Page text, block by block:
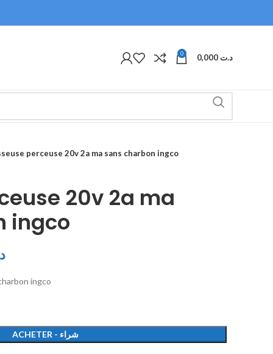
0 د.ت
perceuse 20v 2a ma sans charbon ingco
20v 2a ma
ingco
ingco
ACHETER - شراء